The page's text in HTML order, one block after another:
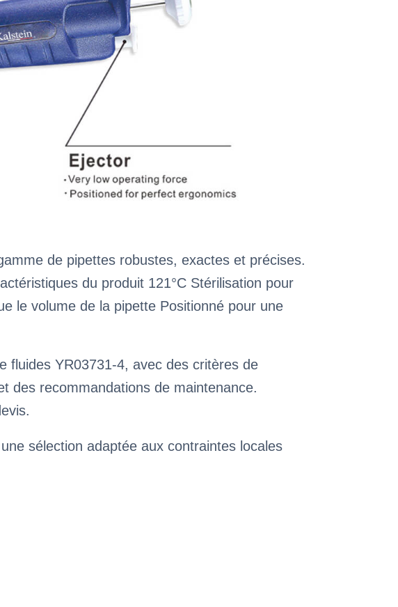
de pipettes robustes, exactes et précises.
du produit 121°C Stérilisation pour
le volume de la pipette Positionné pour une
fluides YR03731-4, avec des critères de
des recommandations de maintenance.
sélection adaptée aux contraintes locales